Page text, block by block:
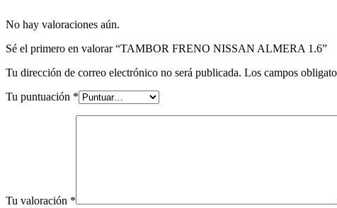
No hay valoraciones aún.
Sé el primero en valorar “TAMBOR FRENO NISSAN ALMERA 1.6”
Tu dirección de correo electrónico no será publicada. Los campos
Tu puntuación *
Tu valoración *